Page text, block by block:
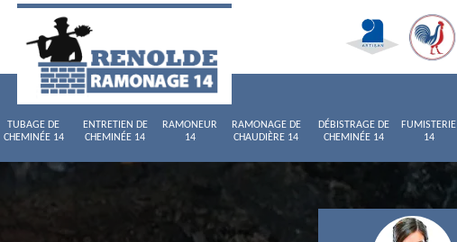
TUBAGE DE
CHEMINÉE 14
ENTRETIEN DE
CHEMINÉE 14
RAMONEUR
14
RAMONAGE DE
CHAUDIÈRE 14
DÉBISTRAGE DE
CHEMINÉE 14
FUMISTERIE
14